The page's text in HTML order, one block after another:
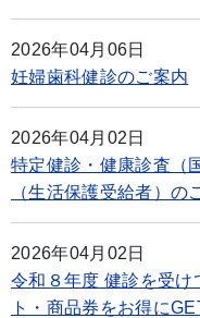
2026年04月06日
妊婦歯科健診のご案内
2026年04月02日
特定健診・健康診査（
（生活保護受給者）の
2026年04月02日
令和８年度 健診を受け
ト・商品券をお得に